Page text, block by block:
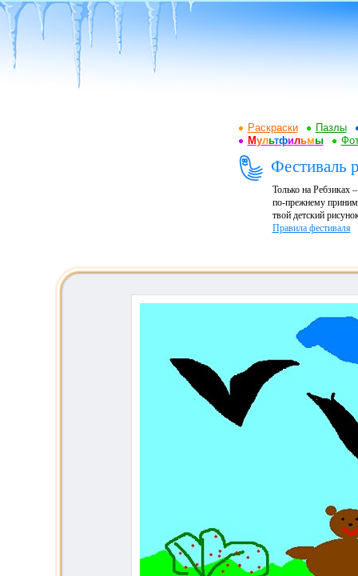
Раскраски
Пазлы
Мультфильмы
Фестиваль
Только на Ребзиках
по-прежнему
твой детский
Правила фестиваля